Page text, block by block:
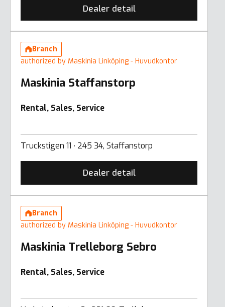
Dealer detail
Branch
authorized by Maskinia Linköping - Huvudkontor
Maskinia Staffanstorp
Rental, Sales, Service
Truckstigen 11 ∙ 245 34, Staffanstorp
Dealer detail
Branch
authorized by Maskinia Linköping - Huvudkontor
Maskinia Trelleborg Sebro
Rental, Sales, Service